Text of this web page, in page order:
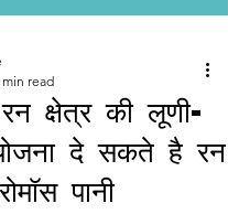
क्षेत्र की लूणी-
दे सकते है रन
पानी
min read